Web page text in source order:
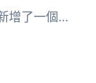
這個外掛在文章編輯介面中新增了一個簡單的文章型別下拉選單...